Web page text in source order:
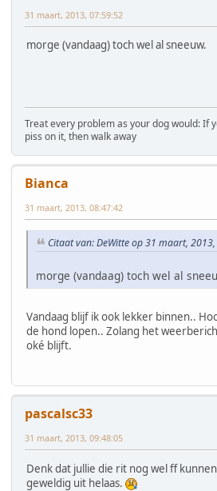
31 maart, 2013, 07:59:52
morge (vandaag) toch wel al sneeuw.
Treat every problem as your dog would: If
piss on it, then walk away
Bianca
31 maart, 2013, 08:47:42
Citaat van: DeWitte op 31 maart,
morge (vandaag) toch wel al
Vandaag blijf ik ook lekker binnen..
de hond lopen.. Zolang het
oké blijft.
pascalsc33
31 maart, 2013, 09:48:05
Denk dat jullie die rit nog wel ff
geweldig uit helaas.